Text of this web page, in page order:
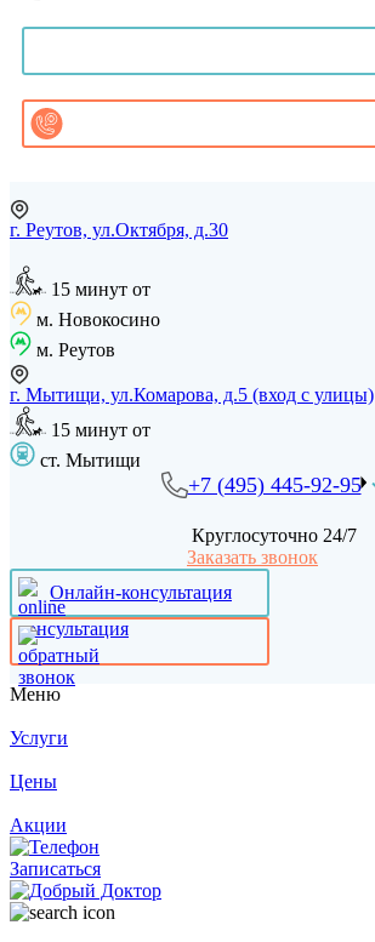
г. Реутов, ул.Октября, д.30
15 минут от
м. Новокосино
м. Реутов
г. Мытищи, ул.Комарова, д.5 (вход с улицы)
15 минут от
ст. Мытищи
+7 (495) 445-92-95
Круглосуточно 24/7
Заказать звонок
Онлайн-консультация
Меню
Услуги
Цены
Акции
Записаться